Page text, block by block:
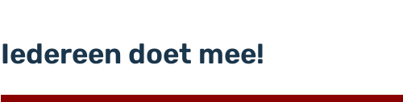
Iedereen doet mee!